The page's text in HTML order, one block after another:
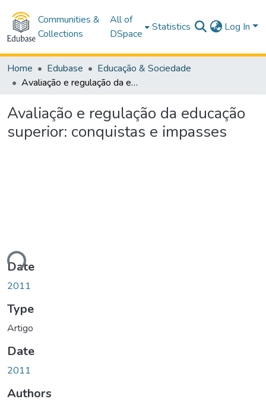
Communities &
Collections
All of
DSpace
Statistics Log In
Home Edubase
Educação & Sociedade
Avaliação e regulação da educação superior: conquistas e impasses
Avaliação e regulação da educação
superior: conquistas e impasses
Date
2011
Type
Artigo
Date
2011
Authors